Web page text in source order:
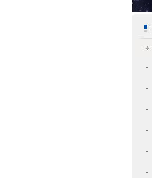
·
·
·
·
·
·